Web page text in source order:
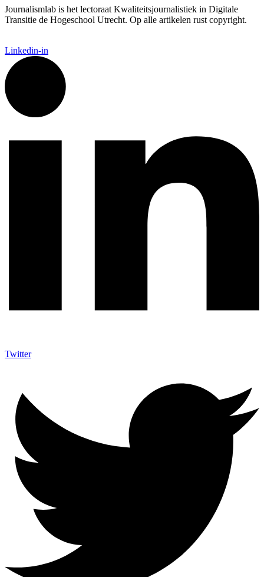
Journalismlab is het lectoraat Kwaliteitsjournalistiek in Digitale
Transitie de Hogeschool Utrecht. Op alle artikelen rust copyright.
Linkedin-in
Twitter